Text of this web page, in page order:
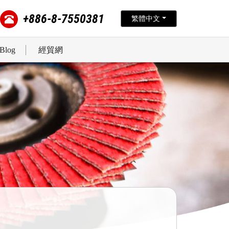
+886-8-7550381 繁體中文
經貿網